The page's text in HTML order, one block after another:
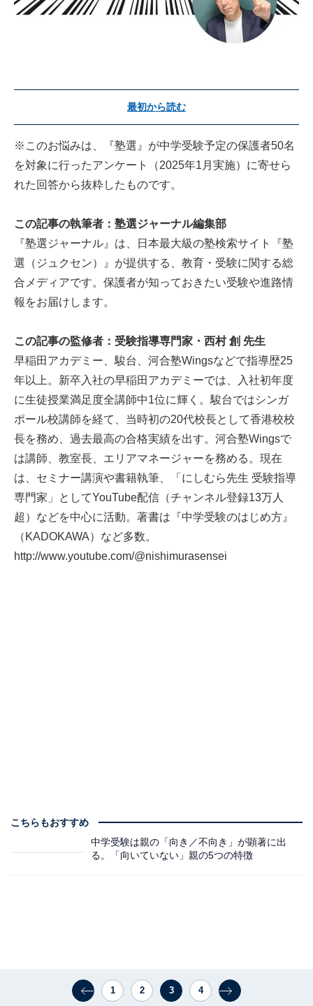
最初から読む
※このお悩みは、『塾選』が中学受験予定の保護者50名
を対象に行ったアンケート（2025年1月実施）に寄せら
れた回答から抜粋したものです。
この記事の執筆者：塾選ジャーナル編集部
『塾選ジャーナル 』は、日本最大級の塾検索サイト『塾
選（ジュクセン）』が提供する、教育・受験に関する総
合メディアです。保護者が知っておきたい受験や進路情
報をお届けします。
この記事の監修者：受験指導専門家・西村 創 先生
早稲田アカデミー、駿台、河合塾Wingsなどで指導歴25
年以上。新卒入社の早稲田アカデミーでは、入社初年度
に生徒授業満足度全講師中1位に輝く。駿台ではシンガ
ポール校講師を経て、当時初の20代校長として香港校校
長を務め、過去最高の合格実績を出す。河合塾Wingsで
は講師、教室長、エリアマネージャーを務める。現在
は、セミナー講演や書籍執筆、「にしむら先生 受験指導
専門家」としてYouTube配信（チャンネル登録13万人
超）などを中心に活動。著書は『中学受験のはじめ方』
（KADOKAWA）など多数。
http://www.youtube.com/@nishimurasensei
こちらもおすすめ
中学受験は親の「向き／不向き」が顕著に出
る。「向いていない」親の5つの特徴
1 2 3 4